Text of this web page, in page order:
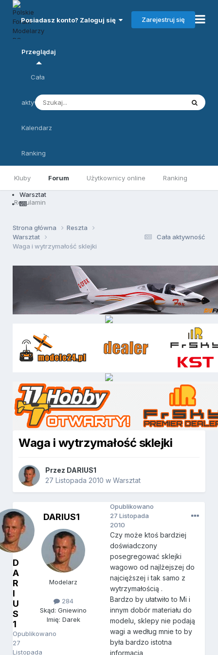
Posiadasz konto? Zaloguj się Zarejestruj się
Przeglądaj
Kluby Forum Użytkownicy online Ranking
Regulamin
Cała
aktywność
Kalendarz
Ranking
Warsztat
Cała aktywność
Strona główna
Reszta
Warsztat
Waga i wytrzymałość sklejki
Waga i wytrzymałość sklejki
Przez DARIUS1
27 Listopada 2010 wWarsztat
D
A
R
I
U
S
1
Opublikowano
27
Listopada
DARIUS1
Modelarz
284
Skąd: Gniewino
Imię: Darek
Opublikowano
27 Listopada
2010
Czy może ktoś bardziej
doświadczony
posegregować sklejki
wagowo od najlżejszej do
najcięższej i tak samo z
wytrzymałością .
Bardzo by ułatwiło to Mi i
innym dobór materiału do
modelu, sklepy nie podają
wagi a według mnie to by
była bardzo istotna
informacja